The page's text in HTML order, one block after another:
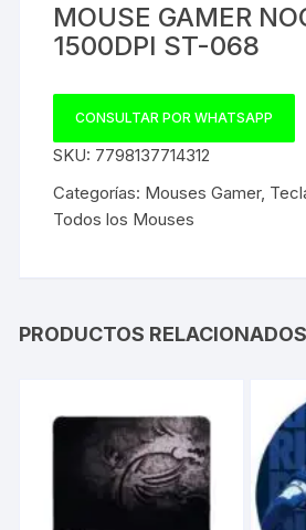
MOUSE GAMER
1500DPI ST-068
CONSULTAR POR WHATSAPP
SKU: 7798137714312
Categorías: Mouses Gamer,
Todos los Mouses
PRODUCTOS RELACIONADOS